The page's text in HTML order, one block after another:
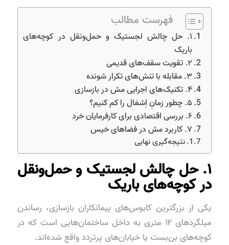
فهرست مطالب
۱. حل چالش لجستیک و حمل‌ونقل در کوچه‌های
باریک
۲. تقویت سقف‌های قدیمی
۳. مقابله با تنش‌های تکرار شونده
۴. تکنیک‌های اجرایی مش در بازسازی
۵. چطور زمانِ اِشغال را کم کنیم؟
۶. بررسی اقتصادی برای کارفرمایان خرد
۷. کاربرد مش در فضاهای خیس
نتیجه‌گیری نهایی
۱. حل چالش لجستیک و حمل‌ونقل
در کوچه‌های باریک
یکی از بزرگترین کابوس‌های پیمانکاران بازسازی، رساندن
میلگردهای ۱۲ متری به داخل ساختمان‌هایی است که در
کوچه‌های بن‌بست یا خیابان‌های پرتردد واقع شده‌اند.